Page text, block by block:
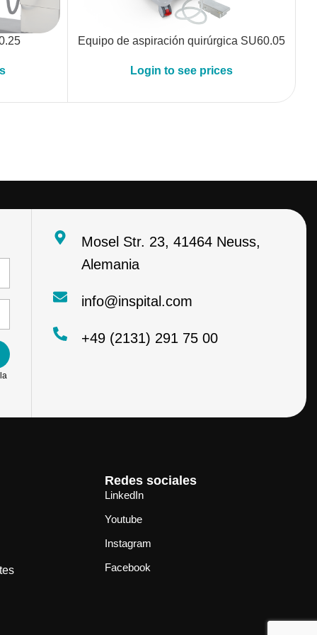
Equipo de aspiración quirúrgica SU60.05
Login to see prices
Mosel Str. 23, 41464 Neuss,
Alemania
info@inspital.com
+49 (2131) 291 75 00
Redes sociales
LinkedIn
Youtube
Instagram
Facebook